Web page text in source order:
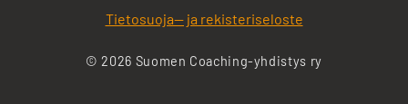
Tietosuoja— ja rekisteriseloste
© 2026 Suomen Coaching-yhdistys ry